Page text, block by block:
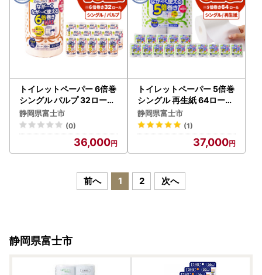
トイレットペーパー 6倍巻
シングル パルプ 32ロール
トイレット [sf002-550]
静岡県富士市
(0)
36,000
トイレットペーパー 5倍巻
シングル 再生紙 64ロール
トイレット [sf002-548]
静岡県富士市
(1)
37,000
前へ 1 2 次へ
静岡県富士市